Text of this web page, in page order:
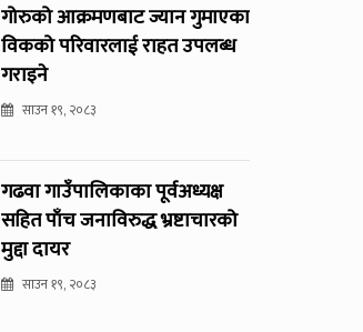
गोरुको आक्रमणबाट ज्यान गुमाएका
विकको परिवारलाई राहत उपलब्ध
गराइने
साउन १९, २०८३
गढवा गाउँपालिकाका पूर्वअध्यक्ष
सहित पाँच जनाविरुद्ध भ्रष्टाचारको
मुद्दा दायर
साउन १९, २०८३